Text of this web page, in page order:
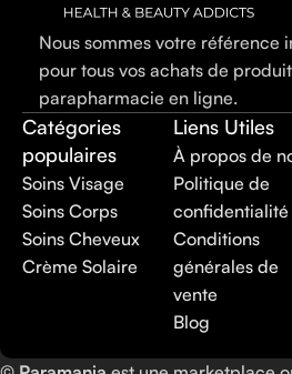
Nous sommes votre référence
pour tous vos achats de
parapharmacie en ligne.
Catégories
populaires
Soins Visage
Soins Corps
Soins Cheveux
Crème Solaire
Liens Utiles
À propos de
Politique de
confidentialité
Conditions
générales de
vente
Blog